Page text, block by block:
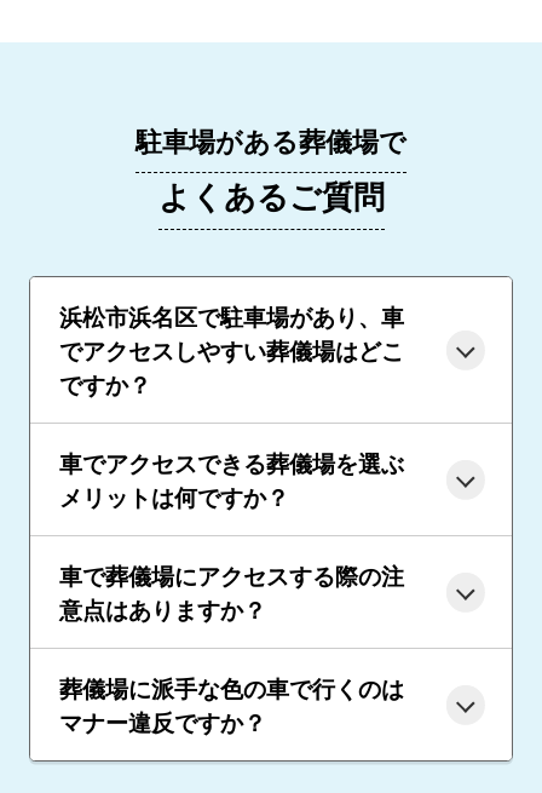
駐車場がある葬儀場で
よくあるご質問
浜松市浜名区で駐車場があり、車
でアクセスしやすい葬儀場はどこ
ですか？
車でアクセスできる葬儀場を選ぶ
メリットは何ですか？
車で葬儀場にアクセスする際の注
意点はありますか？
葬儀場に派手な色の車で行くのは
マナー違反ですか？